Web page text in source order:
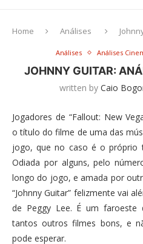
Home Análises
Análises Análises
JOHNNY GUITAR:
written by Caio
Jogadores de “Fallout: New
o título do filme de uma das
jogo, que no caso é o próprio
Odiada por alguns, pelo
longo do jogo, e amada por
“Johnny Guitar” felizmente vai
de Peggy Lee. É um faroeste
tantos outros filmes bons, e
pode esperar.